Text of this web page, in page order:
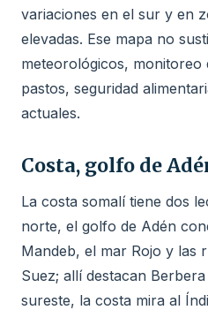
variaciones en el sur y en
elevadas. Ese mapa no
meteorológicos, monitoreo
pastos, seguridad
actuales.
Costa, golfo de
La costa somalí tiene dos
norte, el golfo de Adén
Mandeb, el mar Rojo y las
Suez; allí destacan
sureste, la costa mira al